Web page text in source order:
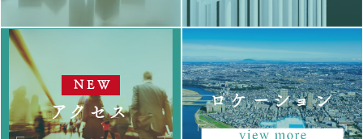
アクセス
ロケーション